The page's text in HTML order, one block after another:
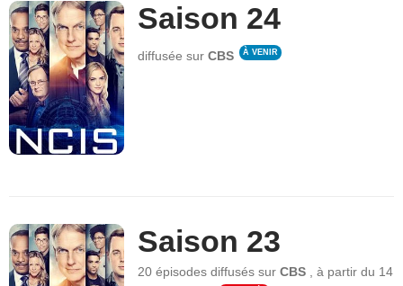
Saison 24
diffusée surCBS À VENIR
Saison 23
20 épisodes diffusés surCBS ,à partir du 14